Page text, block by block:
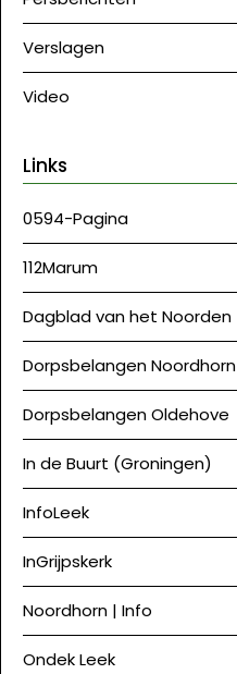
Verslagen
Video
Links
0594-Pagina
112Marum
Dagblad van het Noorden
Dorpsbelangen Noordhorn
Dorpsbelangen Oldehove
In de Buurt (Groningen)
InfoLeek
InGrijpskerk
Noordhorn | Info
Ondek Leek